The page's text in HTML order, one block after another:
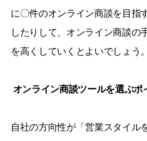
に〇件のオンライン商談を目指
したりして、オンライン商談の
を高くしていくとよいでしょう。
オンライン商談ツールを選ぶポ
自社の方向性が「営業スタイル